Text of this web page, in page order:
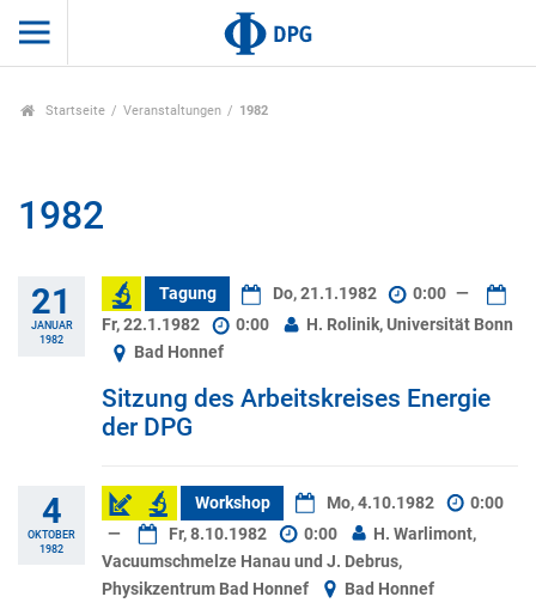
Startseite Veranstaltungen 1982
1982
21
JANUAR
1982
Tagung Do, 21.1.1982 0:00 —
Fr, 22.1.1982
0:00
H. Rolinik, Universität Bonn
Bad Honnef
Sitzung des Arbeitskreises Energie
der DPG
4
OKTOBER
1982
Workshop Mo, 4.10.1982
0:00
—
Fr, 8.10.1982 0:00
H. Warlimont,
Vacuumschmelze Hanau und J. Debrus,
Physikzentrum Bad Honnef
Bad Honnef